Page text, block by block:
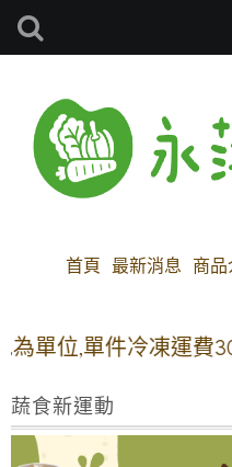
首頁 最新消息 商品
件冷凍運費300元。
蔬食新運動